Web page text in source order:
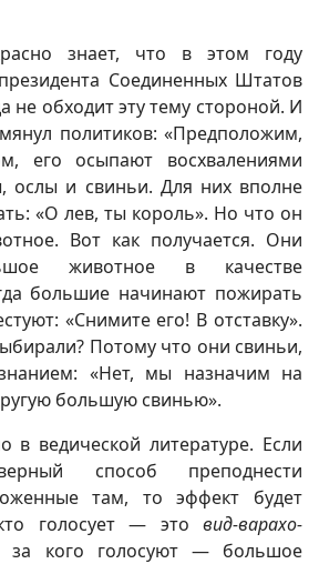
знает, что в этом году
Соединенных Штатов
не обходит эту тему стороной. И
политиков: «Предположим,
его осыпают восхвалениями
ослы и свиньи. Для них вполне
«О лев, ты король». Но что он
Вот как получается. Они
животное в качестве
большие начинают пожирать
«Снимите его! В отставку».
Потому что они свиньи,
«Нет, мы назначим на
большую свинью».
в ведической литературе. Если
способ преподнести
там, то эффект будет
голосует — это вид-варахо-
за кого голосуют — большое